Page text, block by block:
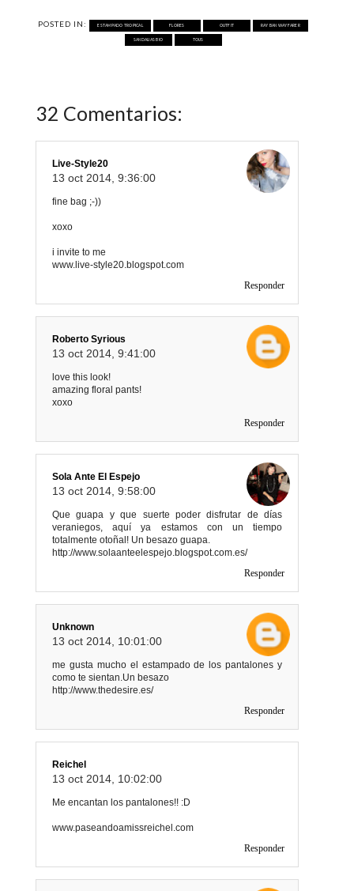
POSTED IN: ESTAMPADO TROPICAL FLORES OUTFIT RAY BAN WAYFARER
SANDALIAS BIO TOUS
32 Comentarios:
Live-Style20
13 oct 2014, 9:36:00
fine bag ;-))
xoxo
i invite to me
www.live-style20.blogspot.com
Responder
Roberto Syrious
13 oct 2014, 9:41:00
love this look!
amazing floral pants!
xoxo
Responder
Sola Ante El Espejo
13 oct 2014, 9:58:00
Que guapa y que suerte poder disfrutar de días
veraniegos, aquí ya estamos con un tiempo
totalmente otoñal! Un besazo guapa.
http://www.solaanteelespejo.blogspot.com.es/
Responder
Unknown
13 oct 2014, 10:01:00
me gusta mucho el estampado de los pantalones y
como te sientan.Un besazo
http://www.thedesire.es/
Responder
Reichel
13 oct 2014, 10:02:00
Me encantan los pantalones!! :D
www.paseandoamissreichel.com
Responder